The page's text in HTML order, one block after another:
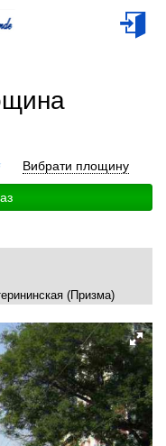
Вибрати площину
(Призма)